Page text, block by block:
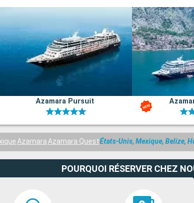
Azamara Pursuit
Azamara Azamara QuestÉtats-Unis, Mexique, Belize,
POURQUOI RÉSERVER CHEZ